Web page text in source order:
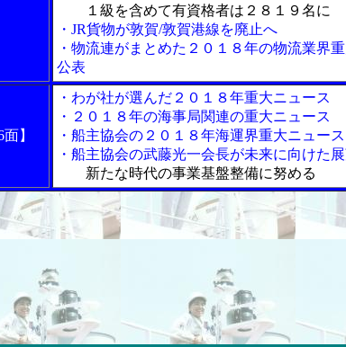
１級を含めて有資格者は２８１９名に
・JR貨物が敦賀/敦賀港線を廃止へ
・物流連がまとめた２０１８年の物流業界
公表
】
・わが社が選んだ２０１８年重大ニュース
・２０１８年の海事局関連の重大ニュース
・船主協会の２０１８年海運界重大ニュース
・船主協会の武藤光一会長が未来に向けた
新たな時代の事業基盤整備に努める